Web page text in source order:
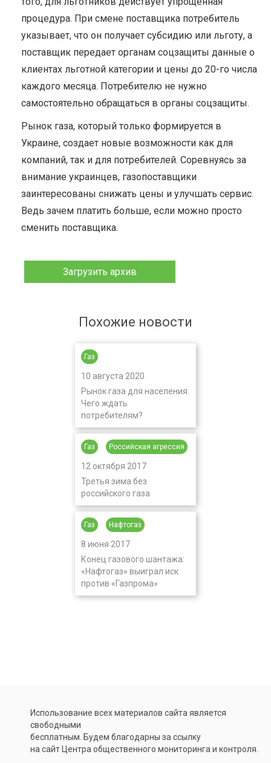
процедура. При смене поставщика потребитель
указывает, что он получает субсидию или льготу, а
поставщик передает органам соцзащиты данные о
клиентах льготной категории и цены до 20-го числа
каждого месяца. Потребителю не нужно
самостоятельно обращаться в органы соцзащиты.
Рынок газа, который только формируется в
Украине, создает новые возможности как для
компаний, так и для потребителей. Соревнуясь за
внимание украинцев, газопоставщики
заинтересованы снижать цены и улучшать сервис.
Ведь зачем платить больше, если можно просто
сменить поставщика.
Загрузить архив
Похожие новости
Газ
10 августа 2020
Рынок газа для населения.
Чего ждать
потребителям?
Газ Российская агрессия
12 октября 2017
Третья зима без
российского газа
Газ Нафтогаз
8 июня 2017
Конец газового шантажа:
«Нафтогаз» выиграл иск
против «Газпрома»
Использование всех материалов сайта является
свободными
бесплатным. Будем благодарны за ссылку
на сайт Центра общественного мониторинга и контроля.